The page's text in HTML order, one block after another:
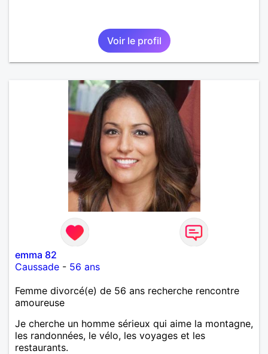
Voir le profil
emma 82
Caussade - 56 ans
Femme divorcé(e) de 56 ans recherche rencontre
amoureuse
Je cherche un homme sérieux qui aime la montagne,
les randonnées, le vélo, les voyages et les
restaurants.